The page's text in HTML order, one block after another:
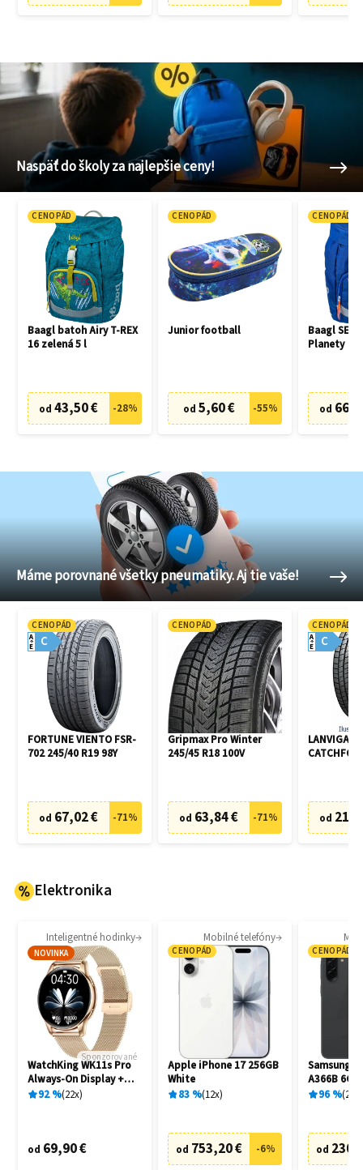
Naspäť do školy za najlepšie ceny!
CENOPÁD
Baagl batoh Airy T-REX
16 zelená 5 l
od 43,50 € -28%
CENOPÁD
Junior football
od 5,60 € -55%
CENOPÁD
Baagl SET
Planety
od
Máme porovnané všetky pneumatiky. Aj tie vaše!
CENOPÁD
C
A
E
FORTUNE VIENTO FSR-
702 245/40 R19 98Y
od 67,02 € -71%
CENOPÁD
Gripmax Pro Winter
245/45 R18 100V
od 63,84 € -71%
CENOPÁD
C
A
E
od
Elektronika
Inteligentné hodinky
NOVINKA
Sponzorované
WatchKing WK11s Pro
Always-On Display +
Extra remienok
92% 22x
od 69,90 €
Mobilné telefóny
CENOPÁD
Apple iPhone 17 256GB
White
83% 12x
od 753,20 € -6%
CENOPÁD
Samsung
A366B
Awesome
96% 20
od